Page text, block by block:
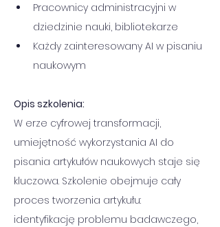
Pracownicy administracyjni w
dziedzinie nauki, bibliotekarze
Każdy zainteresowany AI w pisaniu
naukowym
Opis szkolenia:
W erze cyfrowej transformacji,
umiejętność wykorzystania AI do
pisania artykułów naukowych staje się
kluczowa. Szkolenie obejmuje cały
proces tworzenia artykułu:
identyfikację problemu badawczego,